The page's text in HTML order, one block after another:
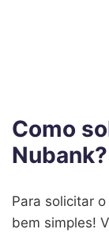
Como
Nubank?
Para solicitar o
bem simples!